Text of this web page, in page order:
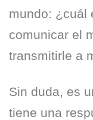
mundo: ¿cuál
comunicar el
transmitirle a
Sin duda, es
tiene una